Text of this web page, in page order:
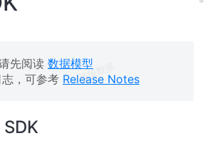
先阅读 数据模型
，可参考 Release Notes